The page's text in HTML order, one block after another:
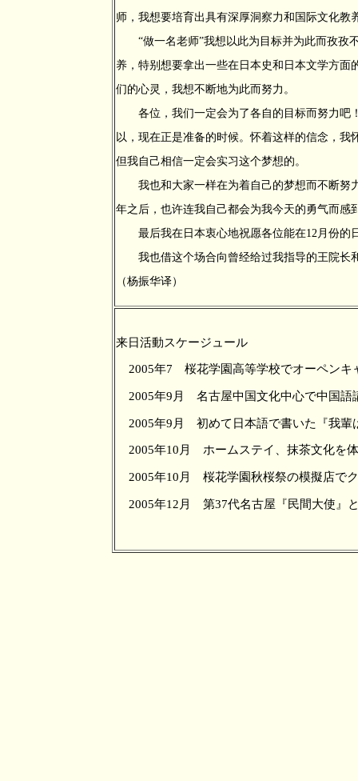
师，我想要培育出具有深厚洞察力和国际文化教
“做一名老师”我想以此为目标并为此而孜孜
养，特别想要拿出一些在日本史和日本文学方
们的心灵，我想不断地为此而努力。
各位，我们一定会为了各自的目标而努力吧
以，现在正是准备的时候。怀着这样的信念，
但我自己相信一定会实习这个梦想的。
我也和大家一样在为着自己的梦想而不断努
年之后，也许连我自己都会为我今天的勇气而感
最后我在日本衷心地祝愿各位能在12月份的
我也借这个场合向曾经给过我指导的王院长
（杨振华译）
来日活動スケージュール
2005年7 桜花学園高等学校でオーペンキ
2005年9月 名古屋中国文化中心で中国語
2005年9月 初めて日本語で書いた『我輩
2005年10月 ホームステイ、抹茶文化を
2005年10月 桜花学園秋桜祭の模擬店で
2005年12月 第37代名古屋『民間大使』